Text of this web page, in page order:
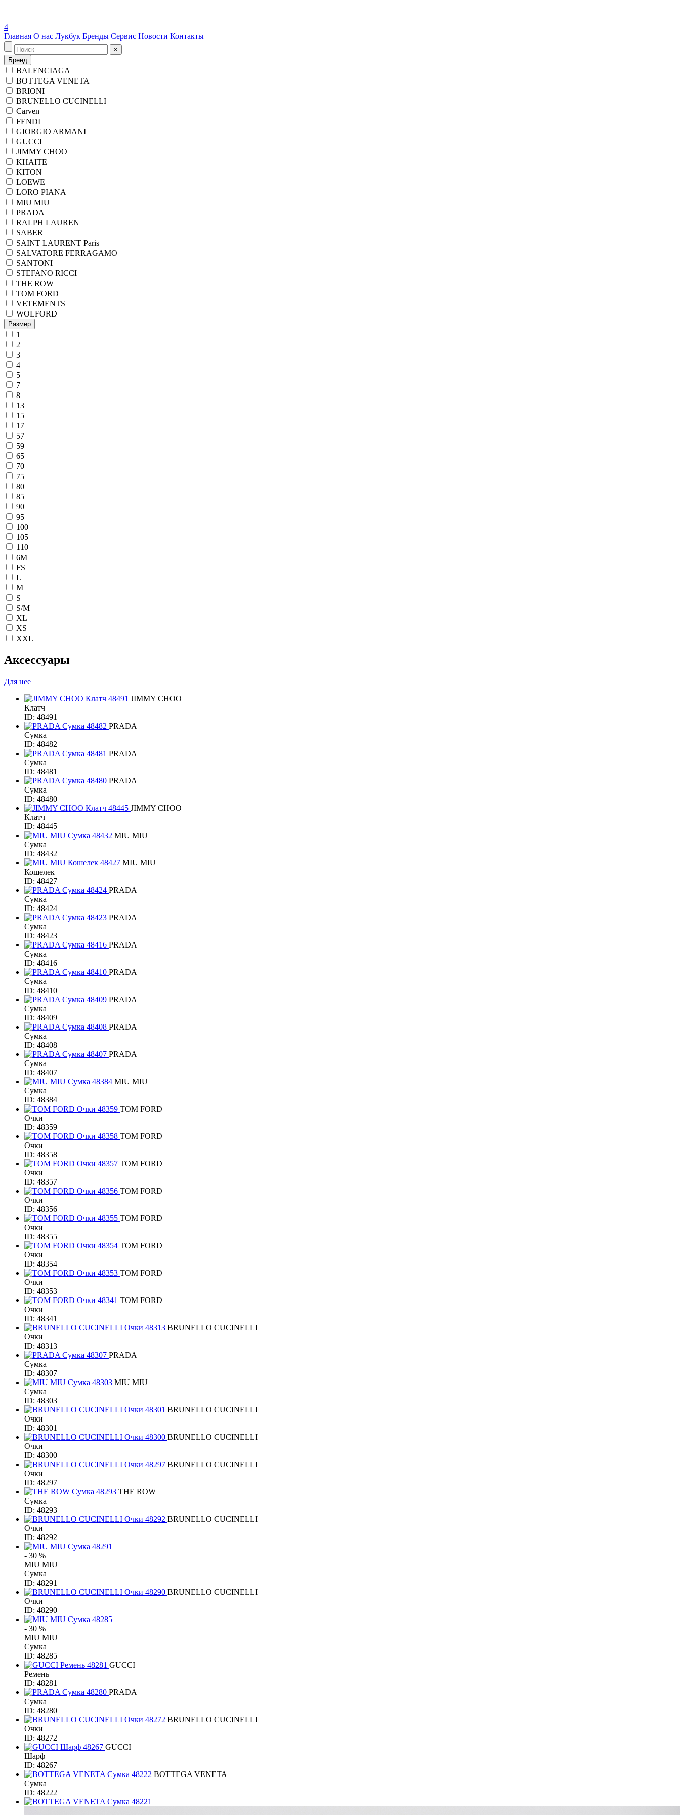
4
Главная О нас Лукбук Бренды Сервис Новости Контакты
×
Бренд
BALENCIAGA
BOTTEGA VENETA
BRIONI
BRUNELLO CUCINELLI
Carven
FENDI
GIORGIO ARMANI
GUCCI
JIMMY CHOO
KHAITE
KITON
LOEWE
LORO PIANA
MIU MIU
PRADA
RALPH LAUREN
SABER
SAINT LAURENT Paris
SALVATORE FERRAGAMO
SANTONI
STEFANO RICCI
THE ROW
TOM FORD
VETEMENTS
WOLFORD
Размер
1
2
3
4
5
7
8
13
15
17
57
59
65
70
75
80
85
90
95
100
105
110
6M
FS
L
M
S
S/M
XL
XS
XXL
Аксессуары
Для нее
JIMMY CHOO
Клатч
ID: 48491
PRADA
Сумка
ID: 48482
PRADA
Сумка
ID: 48481
PRADA
Сумка
ID: 48480
JIMMY CHOO
Клатч
ID: 48445
MIU MIU
Сумка
ID: 48432
MIU MIU
Кошелек
ID: 48427
PRADA
Сумка
ID: 48424
PRADA
Сумка
ID: 48423
PRADA
Сумка
ID: 48416
PRADA
Сумка
ID: 48410
PRADA
Сумка
ID: 48409
PRADA
Сумка
ID: 48408
PRADA
Сумка
ID: 48407
MIU MIU
Сумка
ID: 48384
TOM FORD
Очки
ID: 48359
TOM FORD
Очки
ID: 48358
TOM FORD
Очки
ID: 48357
TOM FORD
Очки
ID: 48356
TOM FORD
Очки
ID: 48355
TOM FORD
Очки
ID: 48354
TOM FORD
Очки
ID: 48353
TOM FORD
Очки
ID: 48341
BRUNELLO CUCINELLI
Очки
ID: 48313
PRADA
Сумка
ID: 48307
MIU MIU
Сумка
ID: 48303
BRUNELLO CUCINELLI
Очки
ID: 48301
BRUNELLO CUCINELLI
Очки
ID: 48300
BRUNELLO CUCINELLI
Очки
ID: 48297
THE ROW
Сумка
ID: 48293
BRUNELLO CUCINELLI
Очки
ID: 48292
- 30 %
MIU MIU
Сумка
ID: 48291
BRUNELLO CUCINELLI
Очки
ID: 48290
- 30 %
MIU MIU
Сумка
ID: 48285
GUCCI
Ремень
ID: 48281
PRADA
Сумка
ID: 48280
BRUNELLO CUCINELLI
Очки
ID: 48272
GUCCI
Шарф
ID: 48267
BOTTEGA VENETA
Сумка
ID: 48222